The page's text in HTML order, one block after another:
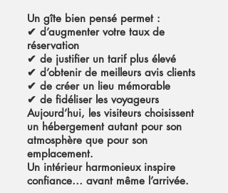
Un gîte bien pensé permet :
✔ d’augmenter votre taux de
réservation
✔ de justifier un tarif plus élevé
✔ d’obtenir de meilleurs avis clients
✔ de créer un lieu mémorable
✔ de fidéliser les voyageurs
Aujourd’hui, les visiteurs choisissent
un hébergement autant pour son
atmosphère que pour son
emplacement.
Un intérieur harmonieux inspire
confiance… avant même l’arrivée.